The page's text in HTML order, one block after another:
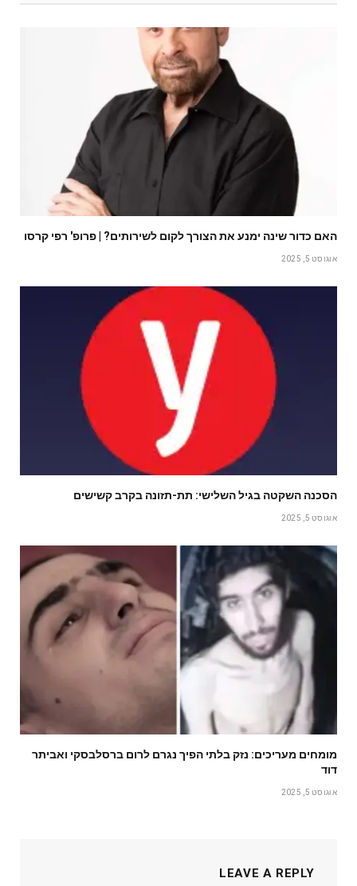
האם כדור שינה ימנע את הצורך לקום לשירותים? | פרופ' רפי קרסו
אוגוסט 5, 2025
הסכנה השקטה בגיל השלישי: תת-תזונה בקרב קשישים
אוגוסט 5, 2025
מומחים מעריכים: נזק בלתי הפיך נגרם לרום ברסלבסקי ואביתר
דוד
אוגוסט 5, 2025
LEAVE A REPLY